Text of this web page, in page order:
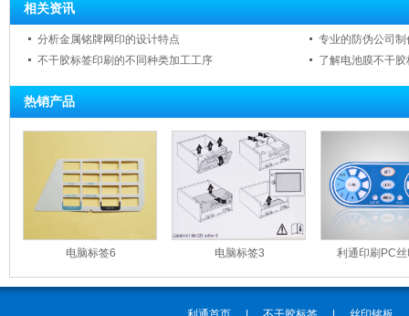
相关资讯
分析金属铭牌网印的设计特点
专业的防伪公司
不干胶标签印刷的不同种类加工工序
了解电池膜不干
热销产品
电脑标签6 电脑标签3 利通印刷PC